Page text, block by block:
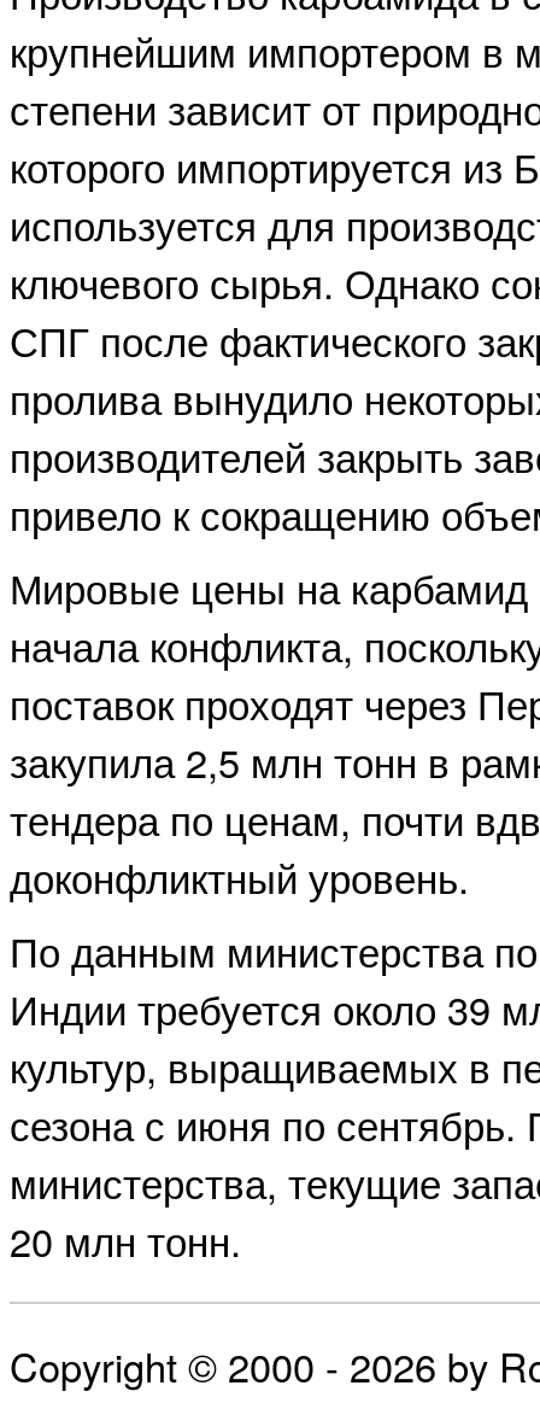
крупнейшим импортером в
степени зависит от
которого импортируется из
используется для
ключевого сырья. Однако
СПГ после фактического
пролива вынудило
производителей закрыть
привело к сокращению
Мировые цены на карбамид
начала конфликта,
поставок проходят через
закупила 2,5 млн тонн в
тендера по ценам, почти
доконфликтный уровень.
По данным министерства
Индии требуется около 39
культур, выращиваемых в
сезона с июня по
министерства, текущие
20 млн тонн.
Copyright © 2000 - 2026 by